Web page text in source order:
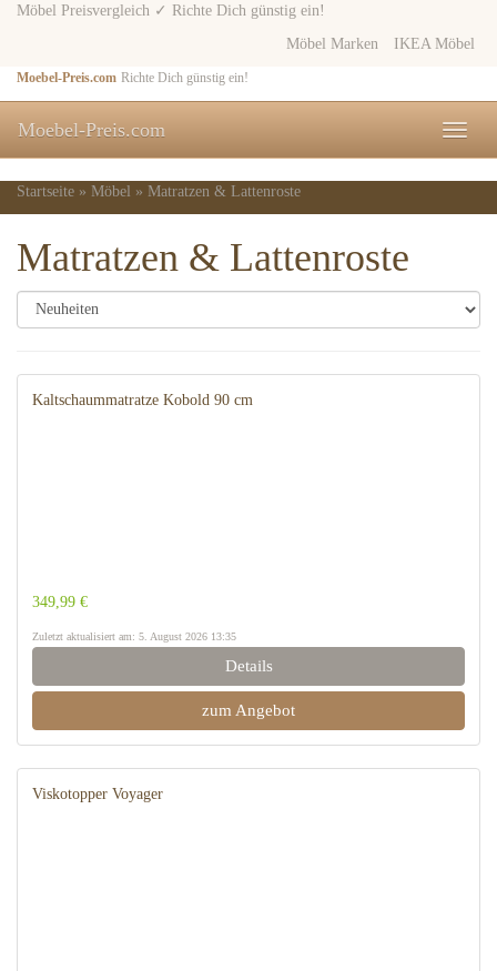
Skip
content
Möbel Preisvergleich ✓ Richte Dich günstig ein!
Möbel Marken
IKEA Möbel
Moebel-Preis.com Richte Dich günstig ein!
Toggle
Moebel-Preis.com
Startseite » Möbel » Matratzen & Lattenroste
Matratzen & Lattenroste
Kaltschaummatratze Kobold 90 cm
349,99 €
Zuletzt aktualisiert am: 5. August 2026 13:35
Details
zum Angebot
Viskotopper Voyager